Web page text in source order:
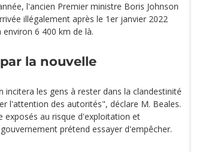
l'ancien Premier ministre Boris Johnson
illégalement après le 1er janvier 2022
6 400 km de là.
la nouvelle
incitera les gens à rester dans la clandestinité
l'attention des autorités", déclare M. Beales.
exposés au risque d'exploitation et
prétend essayer d'empêcher.